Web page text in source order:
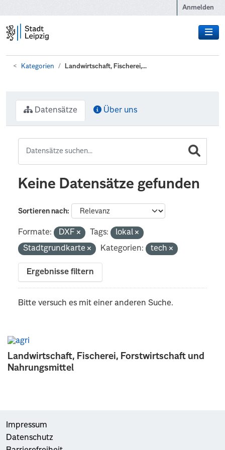
Anmelden
Kategorien Landwirtschaft, Fischerei,...
Landwirtschaft, Fischerei, Forstwirtschaft und
Nahrungsmittel
Datensätze Über uns
Keine Datensätze gefunden
Sortieren nach
Formate: DXF Tags:
lokal
Stadtgrundkarte
Kategorien: tech
Ergebnisse filtern
Bitte versuch es mit einer anderen Suche.
Impressum
Datenschutz